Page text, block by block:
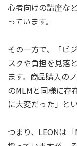
心者向けの講座な
っています。
その一方で、「ビ
スクや負担を見落
ます。商品購入の
のMLMと同様に存
に大変だった」と
つまり、LEONは